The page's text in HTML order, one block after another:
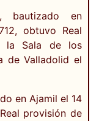
bautizado en
obtuvo Real
la Sala de los
de Valladolid el
en Ajamil el 14
provisión de